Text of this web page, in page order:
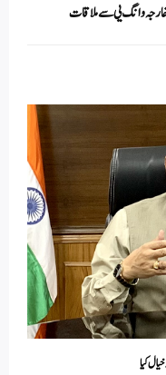
وانگ یی سے ملاقات
کیا